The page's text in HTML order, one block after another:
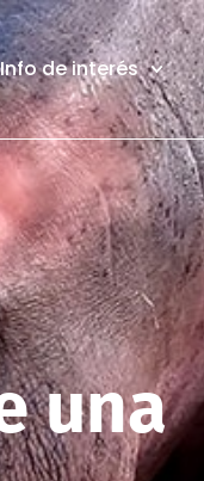
Info de interés
una